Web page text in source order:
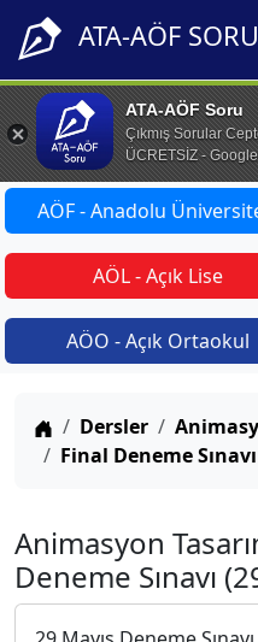
ATA-AÖF SORU
ATA-AÖF Soru
Çıkmış Sorular
ÜCRETSİZ -
AÖF - Anadolu
AÖL - Açık Lise
AÖO - Açık Ortaokul
Anasayfa
Dersler
Final Deneme
Animasyon
Deneme Sınavı